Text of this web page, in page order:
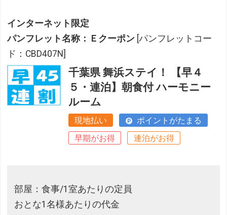
インターネット限定
パンフレット名称：Ｅクーポン [パンフレットコー
ド：CBD407N]
千葉県 舞浜ステイ！ 【早４
５・連泊】朝食付 ハーモニー
ルーム
現地払い
ポイントがたまる
早期がお得
連泊がお得
部屋：食事/1室あたりの定員
おとな1名様あたりの代金